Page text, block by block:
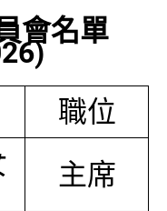
會名單
職位
主席